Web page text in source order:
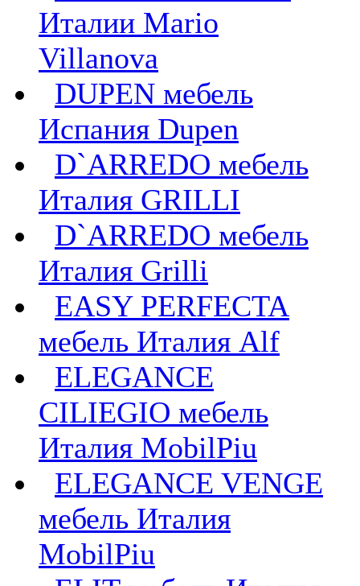
Италии Mario
Villanova
DUPEN мебель
Испания Dupen
D`ARREDO мебель
Италия GRILLI
D`ARREDO мебель
Италия Grilli
EASY PERFECTA
мебель Италия Alf
ELEGANCE
CILIEGIO мебель
Италия MobilPiu
ELEGANCE VENGE
мебель Италия
MobilPiu